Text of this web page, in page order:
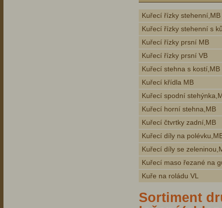
Kuřecí řízky stehenní,MB
Kuřecí řízky stehenní s
Kuřecí řízky prsní MB
Kuřecí řízky prsní VB
Kuřecí stehna s kostí,MB
Kuřecí křídla MB
Kuřecí spodní
Kuřecí horní stehna,MB
Kuřecí čtvrtky zadní,MB
Kuřecí díly na
Kuřecí díly se
Kuřecí maso řezané na
Kuře na roládu VL
Sortiment